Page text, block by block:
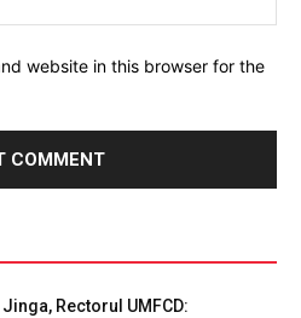
website in this browser for the
Rectorul UMFCD: